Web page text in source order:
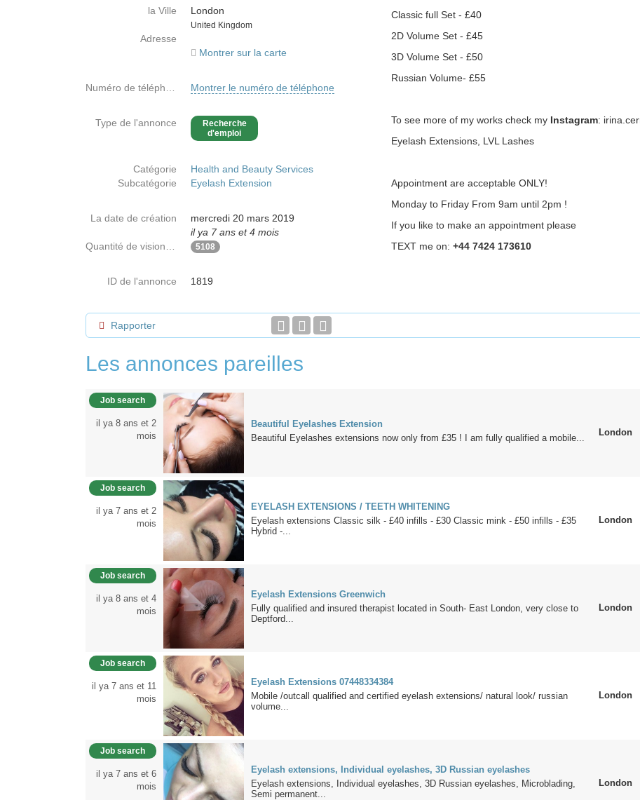
Classic full Set - £40
2D Volume Set - £45
3D Volume Set - £50
Russian Volume- £55
To see more of my works check my Instagram:
Eyelash Extensions, LVL Lashes
Appointment are acceptable ONLY!
Monday to Friday From 9am until 2pm !
If you like to make an appointment please
TEXT me on: +44 7424 173610
la Ville
London
Country
United Kingdom
Adresse
Montrer sur la carte
Montrer le numéro de téléphone
Type de l'annonce
Recherche
d'emploi
Catégorie
Health and Beauty Services
Subcatégorie
Eyelash Extension
La date de création
mercredi 20 mars 2019
il ya 7 ans et 4 mois
5108
ID de l'annonce 1819
Rapporter
Les annonces pareilles
Job search
il ya 8 ans et 2
mois
Beautiful Eyelashes Extension
Beautiful Eyelashes extensions now only from £35 ! I am fully qualified a mobile...
London
Job search
il ya 7 ans et 2
mois
EYELASH EXTENSIONS / TEETH WHITENING
Eyelash extensions Classic silk - £40 infills - £30 Classic mink - £50 infills - £35
Hybrid -...
London
Job search
il ya 8 ans et 4
mois
Eyelash Extensions Greenwich
Fully qualified and insured therapist located in South- East London, very close to
Deptford...
London
Job search
il ya 7 ans et 11
mois
Eyelash Extensions 07448334384
Mobile /outcall qualified and certified eyelash extensions/ natural look/ russian
volume...
London
Job search
il ya 7 ans et 6
mois
Eyelash extensions, Individual eyelashes, 3D Russian eyelashes
Eyelash extensions, Individual eyelashes, 3D Russian eyelashes, Microblading,
Semi permanent...
London